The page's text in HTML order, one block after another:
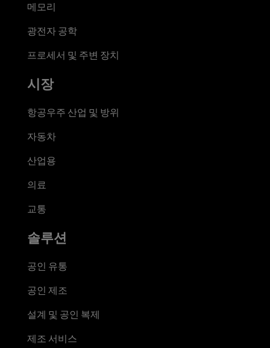
메모리
광전자 공학
프로세서 및 주변 장치
시장
항공우주 산업 및 방위
자동차
산업용
의료
교통
솔루션
공인 유통
공인 제조
설계 및 공인 복제
제조 서비스